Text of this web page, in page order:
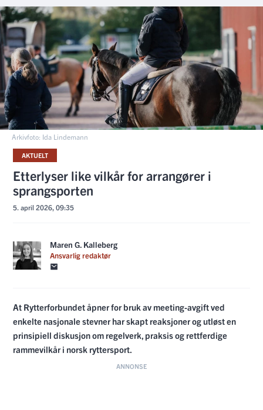
Arkivfoto: Ida Lindemann
AKTUELT
Etterlyser like vilkår for arrangører i
sprangsporten
5. april 2026, 09:35
Maren G. Kalleberg
Ansvarlig redaktør
At Rytterforbundet åpner for bruk av meeting-avgift ved
enkelte nasjonale stevner har skapt reaksjoner og utløst en
prinsipiell diskusjon om regelverk, praksis og rettferdige
rammevilkår i norsk ryttersport.